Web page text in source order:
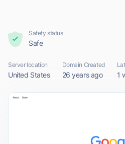
Safety status
Safe
Server location
United States
Domain Created
26 years ago 1